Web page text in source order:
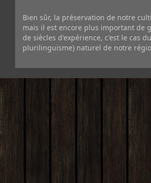
Bien sûr, la préservation de notre
mais il est encore plus important de
de siècles d'expérience, c'est le cas
plurilinguisme) naturel de notre